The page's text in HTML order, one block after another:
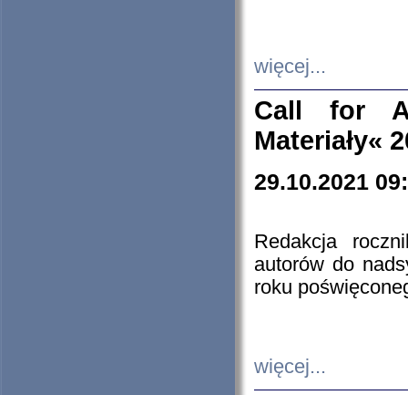
więcej...
Call for
Materiały«
29.10.2021
Redakcja
autorów do
roku
więcej...